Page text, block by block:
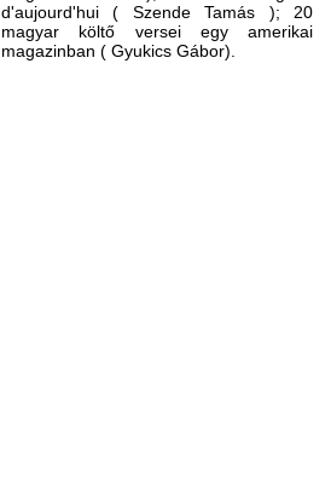
d'aujourd'hui ( Szende Tamás ); 20
magyar költő versei egy amerikai
magazinban ( Gyukics Gábor).